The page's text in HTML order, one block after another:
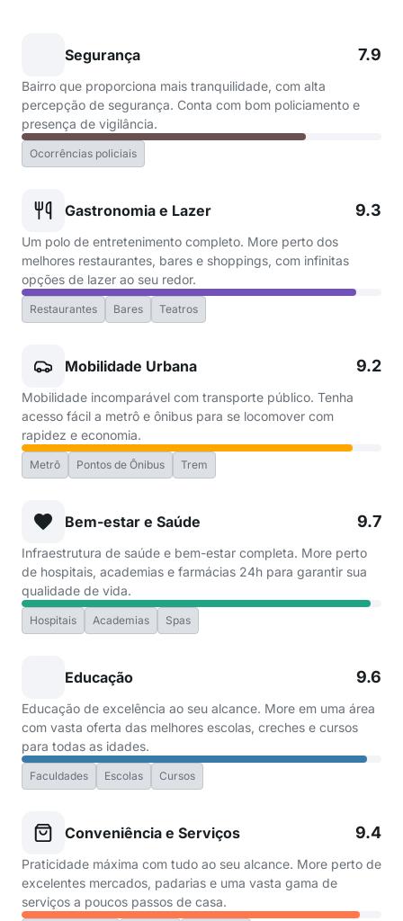
Segurança 7.9
Bairro que proporciona mais tranquilidade, com alta
percepção de segurança. Conta com bom policiamento e
presença de vigilância.
Ocorrências policiais
Gastronomia e Lazer 9.3
Um polo de entretenimento completo. More perto dos
melhores restaurantes, bares e shoppings, com infinitas
opções de lazer ao seu redor.
Restaurantes Bares Teatros
Mobilidade Urbana 9.2
Mobilidade incomparável com transporte público. Tenha
acesso fácil a metrô e ônibus para se locomover com
rapidez e economia.
Metrô Pontos de Ônibus Trem
Bem-estar e Saúde 9.7
Infraestrutura de saúde e bem-estar completa. More perto
de hospitais, academias e farmácias 24h para garantir sua
qualidade de vida.
Hospitais Academias Spas
Educação 9.6
Educação de excelência ao seu alcance. More em uma área
com vasta oferta das melhores escolas, creches e cursos
para todas as idades.
Faculdades Escolas Cursos
Conveniência e Serviços 9.4
Praticidade máxima com tudo ao seu alcance. More perto de
excelentes mercados, padarias e uma vasta gama de
serviços a poucos passos de casa.